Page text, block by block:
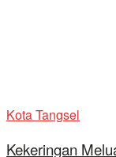
Kota Tangsel
Kekeringan